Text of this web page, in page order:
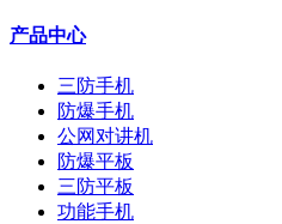
产品中心
三防手机
防爆手机
公网对讲机
防爆平板
三防平板
功能手机